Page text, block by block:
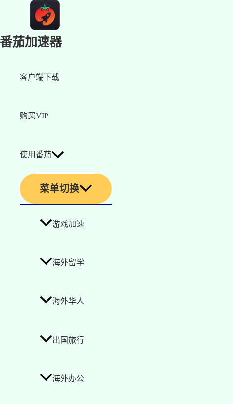
番茄加速器
客户端下载
购买VIP
使用番茄
菜单切换
游戏加速
海外留学
海外华人
出国旅行
海外办公